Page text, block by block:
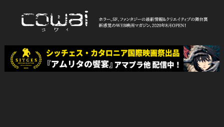
WEB映画マガジン「cowai コ
ワイ」